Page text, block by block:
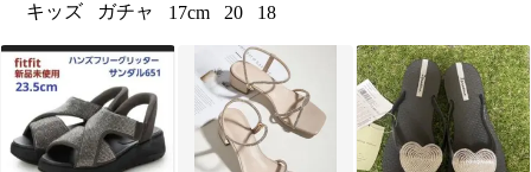
キッズ ガチャ 17cm 20 18